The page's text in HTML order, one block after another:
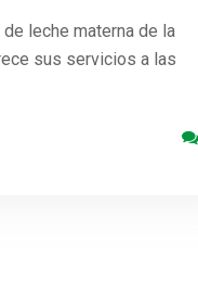
leche materna de la
sus servicios a las